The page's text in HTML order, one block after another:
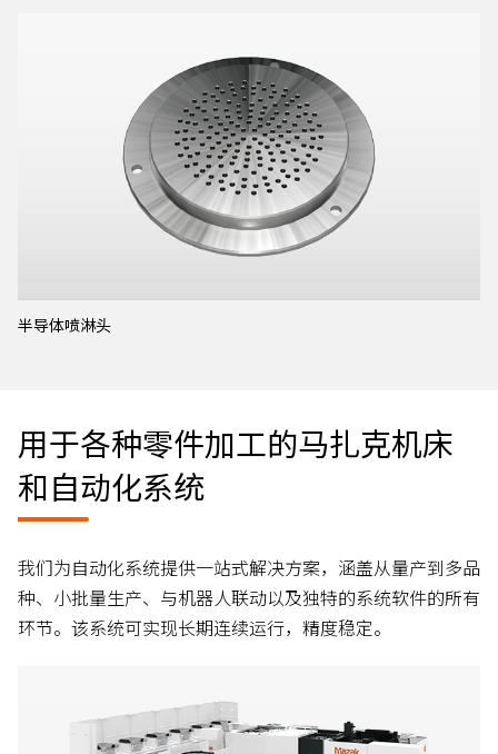
半导体喷淋头
用于各种零件加工的马扎克机床
和自动化系统
我们为自动化系统提供一站式解决方案，涵盖从量产到多品
种、小批量生产、与机器人联动以及独特的系统软件的所有
环节。该系统可实现长期连续运行，精度稳定。